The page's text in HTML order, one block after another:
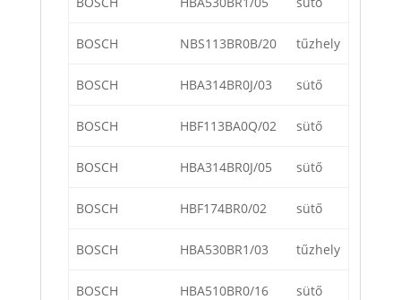
BOSCH NBS113BR0B/20 tűzhely
BOSCH HBA314BR0J/03 sütő
BOSCH HBF113BA0Q/02 sütő
BOSCH HBA314BR0J/05 sütő
BOSCH HBF174BR0/02 sütő
BOSCH HBA530BR1/03 tűzhely
BOSCH HBA510BR0/16 sütő